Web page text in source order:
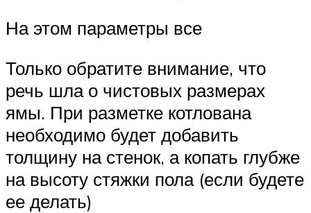
На этом параметры все
Только обратите внимание, что
речь шла о чистовых размерах
ямы. При разметке котлована
необходимо будет добавить
толщину на стенок, а копать глубже
на высоту стяжки пола (если будете
ее делать)